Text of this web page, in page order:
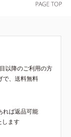
以降のご利用の方
で、送料無料
れば返品可能
ます